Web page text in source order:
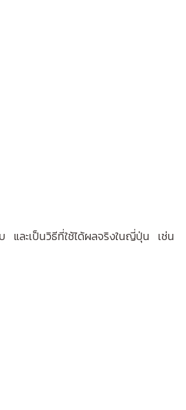
และเป็นวิธีที่ใช้ได้ผลจริงในญี่ปุ่น เช่น